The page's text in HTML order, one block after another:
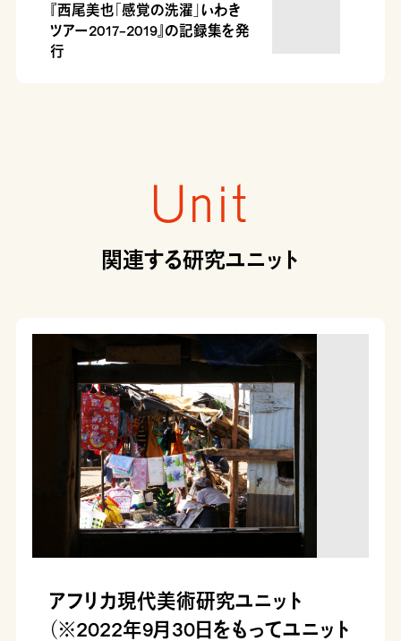
『西尾美也「感覚の洗濯」いわき
ツアー2017-2019』の記録集を発
行
Unit
関連する研究ユニット
アフリカ現代美術研究ユニット
（※2022年9月30日をもってユニット